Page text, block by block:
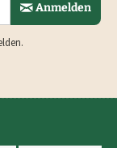
Anmelden